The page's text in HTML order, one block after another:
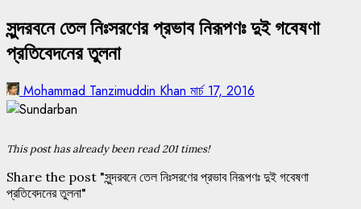
সুন্দরবনে তেল নিঃসরণের প্রভাব নিরূপণঃ দুই গবেষণা
প্রতিবেদনের তুলনা
Mohammad Tanzimuddin Khan মার্চ 17, 2016
This post has already been read 201 times!
Share the post "সুন্দরবনে তেল নিঃসরণের প্রভাব নিরূপণঃ দুই গবেষণা
প্রতিবেদনের তুলনা"